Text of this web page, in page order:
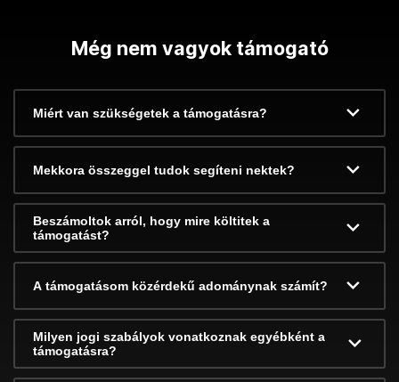
Még nem vagyok támogató
Miért van szükségetek a támogatásra?
Mekkora összeggel tudok segíteni nektek?
Beszámoltok arról, hogy mire költitek a
támogatást?
A támogatásom közérdekű adománynak számít?
Milyen jogi szabályok vonatkoznak egyébként a
támogatásra?